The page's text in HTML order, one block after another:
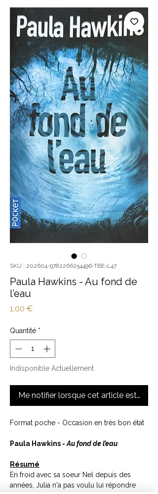
SKU : 202604-9782266254496-TBE-L47
Paula Hawkins - Au fond de
l’eau
1,00 €Prix
Quantité *
Indisponible Actuellement
Me notifier lorsque cet article est
Format poche - Occasion en très bon état
Paula Hawkins - Au fond de l’eau
Résumé
En froid avec sa soeur Nel depuis des
années, Julia n'a pas voulu lui répondre